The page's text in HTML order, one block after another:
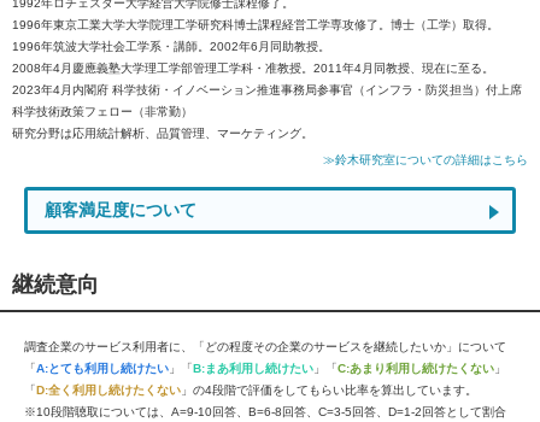
1996年東京工業大学大学院理工学研究科博士課程経営工学専攻修了。博士（工学）取得。
1996年筑波大学社会工学系・講師。2002年6月同助教授。
2008年4月慶應義塾大学理工学部管理工学科・准教授。2011年4月同教授、現在に至る。
2023年4月内閣府 科学技術・イノベーション推進事務局参事官（インフラ・防災担当）付上席
科学技術政策フェロー（非常勤）
研究分野は応用統計解析、品質管理、マーケティング。
≫鈴木研究室についての詳細はこちら
顧客満足度について
継続意向
調査企業のサービス利用者に、「どの程度その企業のサービスを継続したいか」について
「A:とても利用し続けたい 」「B:まあ利用し続けたい 」「C:あまり利用し続けたくない 」
「D:全く利用し続けたくない 」の4段階で評価をしてもらい比率を算出しています。
※10段階聴取については、A=9-10回答、B=6-8回答、C=3-5回答、D=1-2回答として割合